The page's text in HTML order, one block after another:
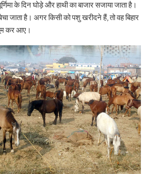
के दिन घोड़े और हाथी का बाजार सजाया जाता है।
जाता है। अगर किसी को पशु खरीदने हैं, तो वह बिहार
कर आए।